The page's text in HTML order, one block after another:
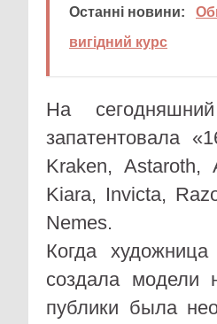
Останні новини:
вигідний курс
На
запатентовала
Kraken, Astaroth,
Kiara, Invicta,
Nemes.
Когда
создала модели
публики была